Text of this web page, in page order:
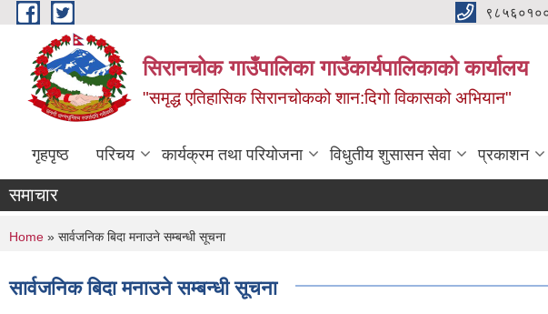
Skip to main content
सिरानचोक गाउँपालिका गाउँकार्यपालिकाको कार्यालय
"समृद्ध एतिहासिक सिरानचोकको शान:दिगो विकासको अभियान"
गृहपृष्ठ परिचय कार्यक्रम तथा परियोजना विधुतीय शुसासन सेवा प्रकाशन
समाचार
You are here
Home » सार्वजनिक बिदा मनाउने सम्बन्धी सूचना
सार्वजनिक बिदा मनाउने सम्बन्धी सूचना